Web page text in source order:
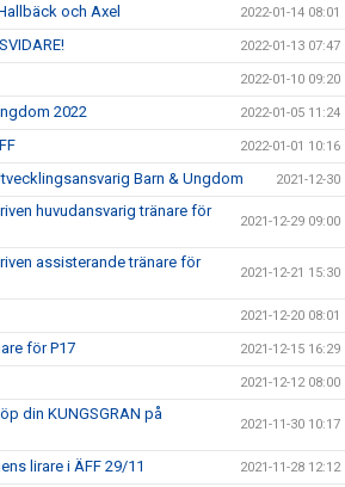
och Axel 2022-01-14 08:01
2022-01-13 07:47
2022-01-10 09:20
2022 2022-01-05 11:24
2022-01-01 10:16
Barn & Ungdom 2021-12-30
huvudansvarig tränare för
2021-12-29 09:00
assisterande tränare för
2021-12-21 15:30
2021-12-20 08:01
för P17 2021-12-15 16:29
2021-12-12 08:00
din KUNGSGRAN på
2021-11-30 10:17
lirare i ÄFF 29/11 2021-11-28 12:12